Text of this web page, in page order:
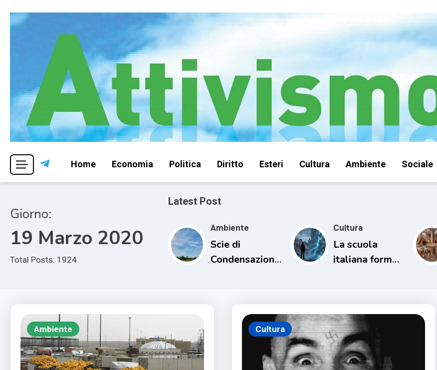
Attivismo.info
Home Economia Politica Diritto Esteri Cultura Ambiente Sociale
Giorno:
19 Marzo 2020
Total Posts: 1924
Latest Post
Ambiente
Scie di
Condensazione
Cultura
La scuola
italiana forma
comprendere il
proprio tempo
Ambiente Cultura